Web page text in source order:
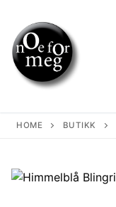
content
HOME BUTIKK